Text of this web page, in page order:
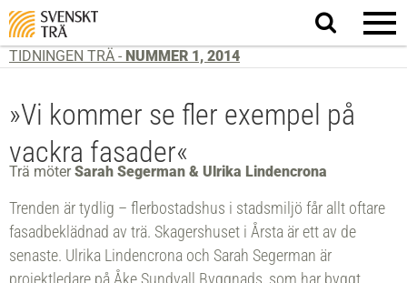
Sök
på
TIDNINGEN TRÄ - NUMMER 1, 2014
»Vi kommer se fler exempel på
vackra fasader«
Trä möterSarah Segerman & Ulrika Lindencrona
Trenden är tydlig – flerbostadshus i stadsmiljö får allt oftare
fasadbeklädnad av trä. Skagershuset i Årsta är ett av de
senaste. Ulrika Lindencrona och Sarah Segerman är